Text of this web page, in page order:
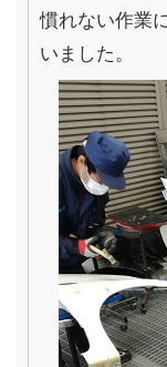
慣れない作業
いました。